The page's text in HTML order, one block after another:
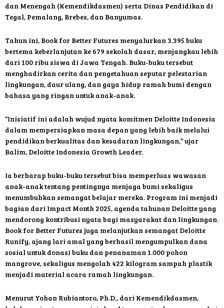
dan Menengah (Kemendikdasmen) serta Dinas Pendidikan di
Tegal, Pemalang, Brebes, dan Banyumas.
Tahun ini, Book for Better Futures menyalurkan 3.395 buku
bertema keberlanjutan ke 679 sekolah dasar, menjangkau lebih
dari 100 ribu siswa di Jawa Tengah. Buku-buku tersebut
menghadirkan cerita dan pengetahuan seputar pelestarian
lingkungan, daur ulang, dan gaya hidup ramah bumi dengan
bahasa yang ringan untuk anak-anak.
“Inisiatif ini adalah wujud nyata komitmen Deloitte Indonesia
dalam mempersiapkan masa depan yang lebih baik melalui
pendidikan berkualitas dan kesadaran lingkungan,” ujar
Balim, Deloitte Indonesia Growth Leader.
Ia berharap buku-buku tersebut bisa memperluas wawasan
anak-anak tentang pentingnya menjaga bumi sekaligus
menumbuhkan semangat belajar mereka. Program ini menjadi
bagian dari Impact Month 2025, agenda tahunan Deloitte yang
mendorong kontribusi nyata bagi masyarakat dan lingkungan.
Book for Better Futures juga melanjutkan semangat Deloitte
Runify, ajang lari amal yang berhasil mengumpulkan dana
sosial untuk donasi buku dan penanaman 1.000 pohon
mangrove, sekaligus mengolah 422 kilogram sampah plastik
menjadi material acara ramah lingkungan.
Menurut Yohan Rubiantoro, Ph.D., dari Kemendikdasmen,